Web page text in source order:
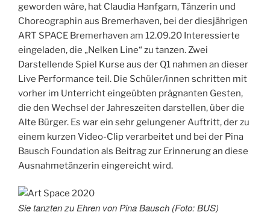
geworden wäre, hat Claudia Hanfgarn, Tänzerin und
Choreographin aus Bremerhaven, bei der diesjährigen
ART SPACE Bremerhaven am 12.09.20 Interessierte
eingeladen, die „Nelken Line“ zu tanzen. Zwei
Darstellende Spiel Kurse aus der Q1 nahmen an dieser
Live Performance teil. Die Schüler/innen schritten mit
vorher im Unterricht eingeübten prägnanten Gesten,
die den Wechsel der Jahreszeiten darstellen, über die
Alte Bürger. Es war ein sehr gelungener Auftritt, der zu
einem kurzen Video-Clip verarbeitet und bei der Pina
Bausch Foundation als Beitrag zur Erinnerung an diese
Ausnahmetänzerin eingereicht wird.
Sie tanzten zu Ehren von Pina Bausch (Foto: BUS)